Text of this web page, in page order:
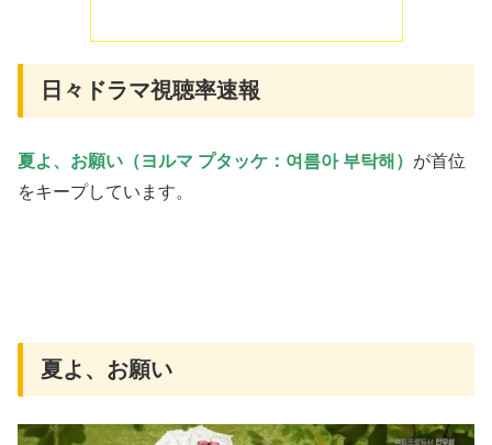
日々ドラマ視聴率速報
夏よ、お願い（ヨルマ プタッケ：여름아 부탁해） が首位
をキープしています。
夏よ、お願い